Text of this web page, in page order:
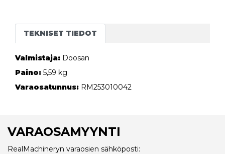
TEKNISET TIEDOT
Valmistaja: Doosan
Paino: 5,59 kg
Varaosatunnus: RM253010042
VARAOSAMYYNTI
RealMachineryn varaosien sähköposti: